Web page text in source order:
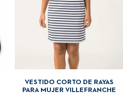
VESTIDO CORTO DE RAYAS
PARA MUJER VILLEFRANCHE